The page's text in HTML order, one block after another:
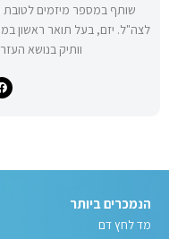
שותף במספר מיזמים לטובת
לצה"ל. יזם, בעל תואר ראשון
וותיק בנושא
הנמכרים ביותר
מד לחץ דם